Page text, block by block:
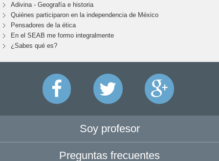
Adivina - Geografía e historia
Quiénes participaron en la independencia de México
Pensadores de la ética
En el SEAB me formo integralmente
¿Sabes qué es?
Soy profesor
Preguntas frecuentes